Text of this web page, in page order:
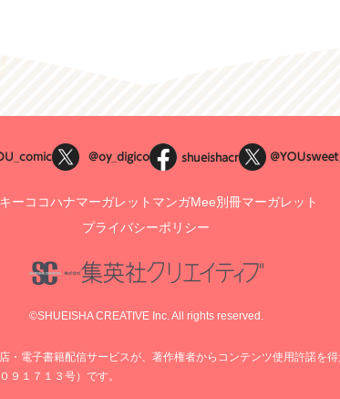
ーココハナマーガレット マンガMee別冊マーガレット
プライバシーポリシー
©SHUEISHA CREATIVE Inc. All rights reserved.
・電子書籍配信サービスが、著作権者からコンテンツ使用許諾を
９１７１３号）です。